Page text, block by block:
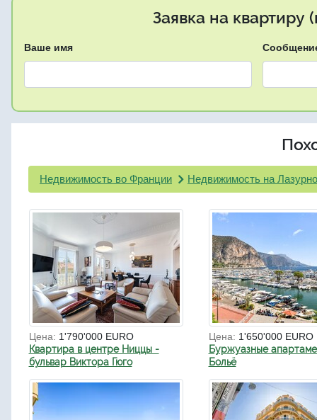
Заявка на квартиру
Ваше имя
Недвижимость во Франции Недвижимость на
Цена: 1'790'000 EURO
Квартира в центре Ниццы -
бульвар Виктора Гюго
Цена: 1'650'000 EURO
Буржуазные
Больё